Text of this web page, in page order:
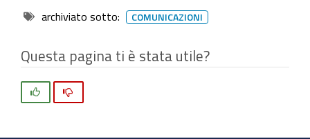
archiviato sotto: COMUNICAZIONI
Questa pagina ti è stata utile?